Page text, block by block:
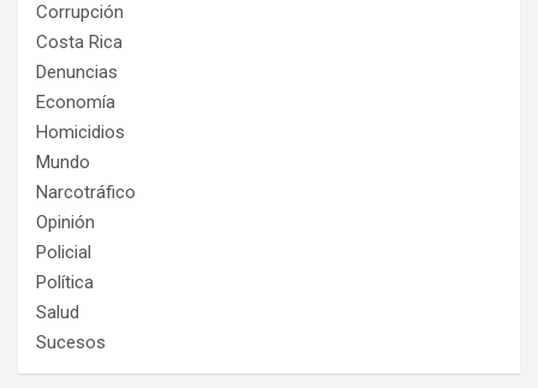
Corrupción
Costa Rica
Denuncias
Economía
Homicidios
Mundo
Narcotráfico
Opinión
Policial
Política
Salud
Sucesos